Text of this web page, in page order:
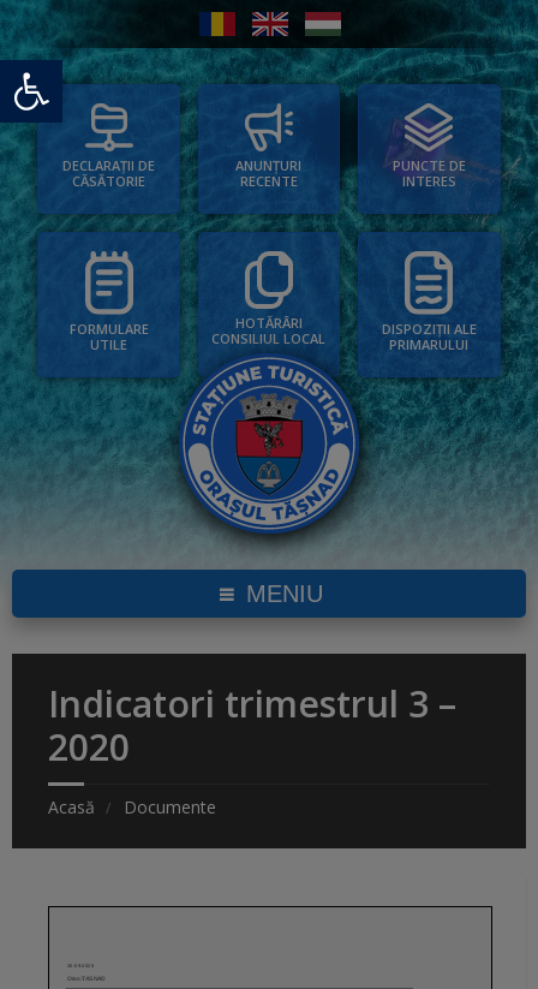
Deschide bara de unelte
DECLARAȚII DE
CĂSĂTORIE
ANUNȚURI
RECENTE
PUNCTE DE
INTERES
FORMULARE
UTILE
HOTĂRÂRI
CONSILIUL LOCAL
DISPOZIȚII ALE
PRIMARULUI
MENIU
Indicatori trimestrul 3 –
2020
Acasă Documente